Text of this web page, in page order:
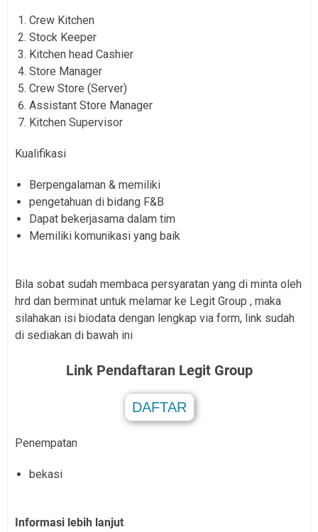
Crew Kitchen
Stock Keeper
Kitchen head Cashier
Store Manager
Crew Store (Server)
Assistant Store Manager
Kitchen Supervisor
Kualifikasi
Berpengalaman & memiliki
pengetahuan di bidang F&B
Dapat bekerjasama dalam tim
Memiliki komunikasi yang baik
Bila sobat sudah membaca persyaratan yang di minta oleh
hrd dan berminat untuk melamar ke Legit Group , maka
silahakan isi biodata dengan lengkap via form, link sudah
di sediakan di bawah ini
Link Pendaftaran Legit Group
DAFTAR
.
Penempatan
bekasi
Informasi lebih lanjut